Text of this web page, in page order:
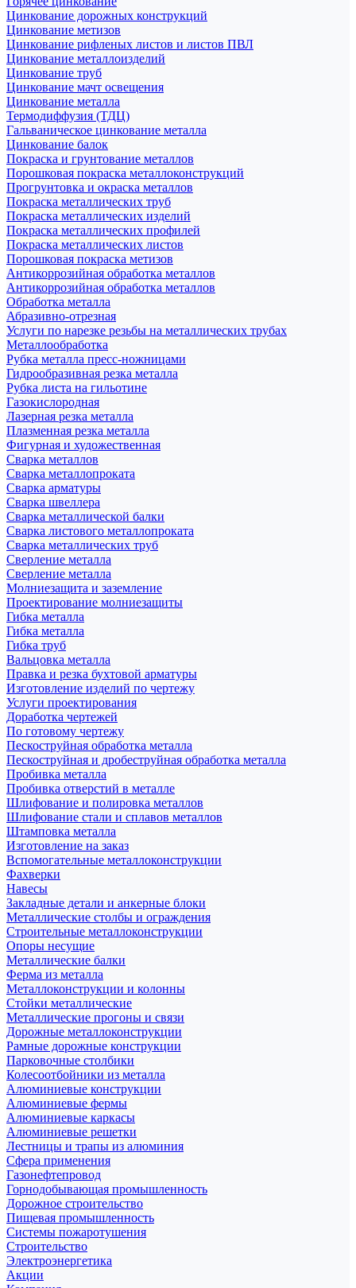
Цинкование дорожных конструкций
Цинкование метизов
Цинкование рифленых листов и листов ПВЛ
Цинкование металлоизделий
Цинкование труб
Цинкование мачт освещения
Цинкование металла
Термодиффузия (ТДЦ)
Гальваническое цинкование металла
Цинкование балок
Покраска и грунтование металлов
Порошковая покраска металлоконструкций
Прогрунтовка и окраска металлов
Покраска металлических труб
Покраска металлических изделий
Покраска металлических профилей
Покраска металлических листов
Порошковая покраска метизов
Антикоррозийная обработка металлов
Антикоррозийная обработка металлов
Обработка металла
Абразивно-отрезная
Услуги по нарезке резьбы на металлических трубах
Металлообработка
Рубка металла пресс-ножницами
Гидрообразивная резка металла
Рубка листа на гильотине
Газокислородная
Лазерная резка металла
Плазменная резка металла
Фигурная и художественная
Сварка металлов
Сварка металлопроката
Сварка арматуры
Сварка швеллера
Сварка металлической балки
Сварка листового металлопроката
Сварка металлических труб
Сверление металла
Сверление металла
Молниезащита и заземление
Проектирование молниезащиты
Гибка металла
Гибка металла
Гибка труб
Вальцовка металла
Правка и резка бухтовой арматуры
Изготовление изделий по чертежу
Услуги проектирования
Доработка чертежей
По готовому чертежу
Пескоструйная обработка металла
Пескоструйная и дробеструйная обработка металла
Пробивка металла
Пробивка отверстий в металле
Шлифование и полировка металлов
Шлифование стали и сплавов металлов
Штамповка металла
Изготовление на заказ
Вспомогательные металлоконструкции
Фахверки
Навесы
Закладные детали и анкерные блоки
Металлические столбы и ограждения
Строительные металлоконструкции
Опоры несущие
Металлические балки
Ферма из металла
Металлоконструкции и колонны
Стойки металлические
Металлические прогоны и связи
Дорожные металлоконструкции
Рамные дорожные конструкции
Парковочные столбики
Колесоотбойники из металла
Алюминиевые конструкции
Алюминиевые фермы
Алюминиевые каркасы
Алюминиевые решетки
Лестницы и трапы из алюминия
Сфера применения
Газонефтепровод
Горнодобывающая промышленность
Дорожное строительство
Пищевая промышленность
Системы пожаротушения
Строительство
Электроэнергетика
Акции